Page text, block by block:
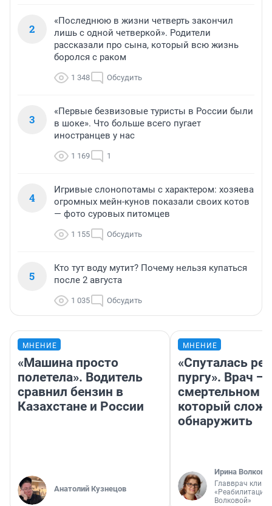
2
«Последнюю в жизни четверть закончил
лишь с одной четверкой». Родители
рассказали про сына, который всю жизнь
боролся с раком
1 348 Обсудить
3
«Первые безвизовые туристы в России были
в шоке». Что больше всего пугает
иностранцев у нас
1 169 1
4
Игривые слонопотамы с характером: хозяева
огромных мейн-кунов показали своих котов
— фото суровых питомцев
1 155 Обсудить
5
Кто тут воду мутит? Почему нельзя купаться
после 2 августа
1 035 Обсудить
МНЕНИЕ
«Машина просто
полетела». Водитель
сравнил бензин в
Казахстане и России
Анатолий Кузнецов
МНЕНИЕ
«Спуталась
пургу». Врач —
смертельном
который
обнаружить
Ирина Волкова
Главврач
«Реабилитация
Волковой»